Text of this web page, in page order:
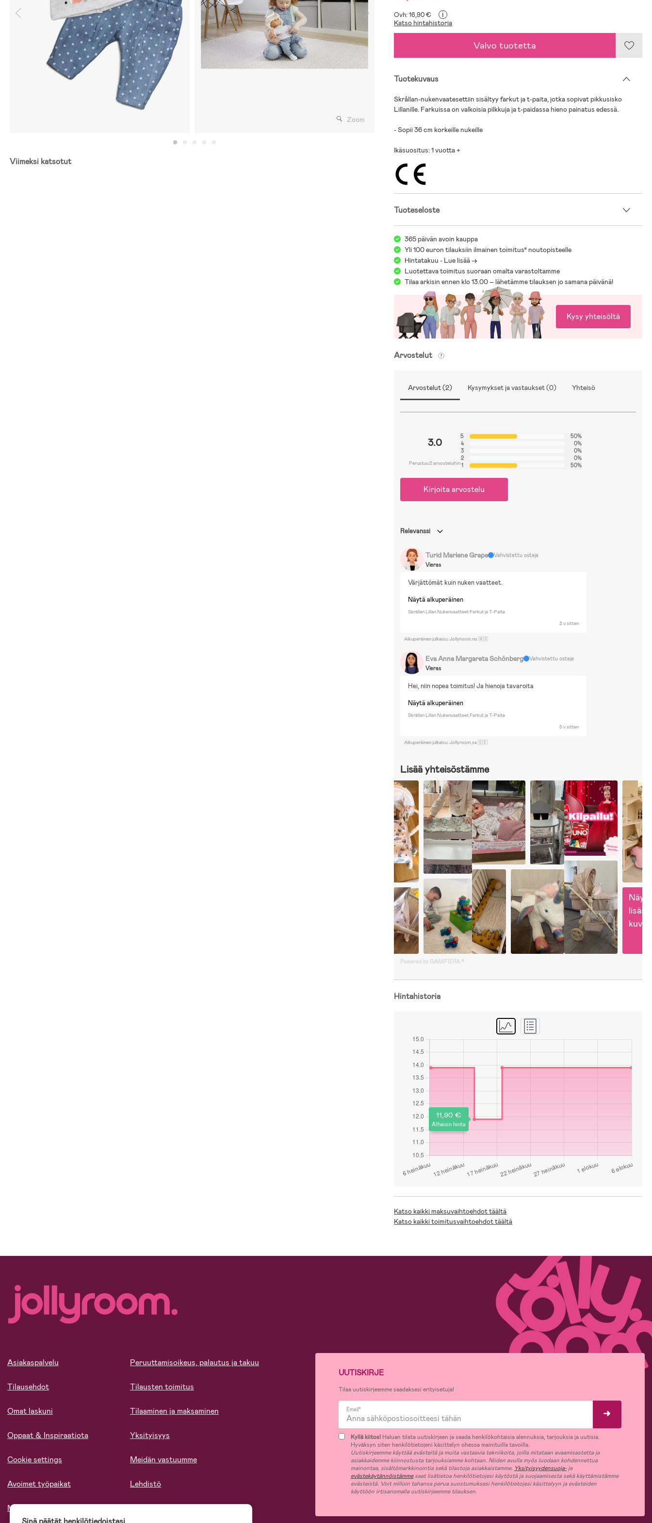
Zoom
Viimeksi katsotut
Ovh: 16,90 € i
Katso hintahistoria
Valvo tuotetta
Tuotekuvaus
Skrållan-nukenvaatesettiin sisältyy farkut ja t-paita, jotka sopivat pikkusisko
Lillanille. Farkuissa on valkoisia pilkkuja ja t-paidassa hieno painatus edessä.
- Sopii 36 cm korkeille nukeille
Ikäsuositus: 1 vuotta +
Tuoteseloste
365 päivän avoin kauppa
Yli 100 euron tilauksiin ilmainen toimitus* noutopisteelle
Hintatakuu - Lue lisää ->
Luotettava toimitus suoraan omalta varastoltamme
Tilaa arkisin ennen klo 13.00 – lähetämme tilauksen jo samana päivänä!
Kysy yhteisöltä
Arvostelut
Arvostelut (2) Kysymykset ja vastaukset (0) Yhteisö
3.0
Perustuu 2 arvosteluihin
5
50%
4
0%
3
0%
2
0%
1
50%
Kirjoita arvostelu
Relevanssi
Turid Marlene Grape
Vahvistettu ostaja
Vieras
Värjättömät kuin nuken vaatteet.
Näytä alkuperäinen
Skrållan Lillan Nukenvaatteet Farkut ja T-Paita
3 v sitten
Alkuperäinen julkaisu: Jollyroom.no 🇳🇴
Eva Anna Margareta Schönberg
Vahvistettu ostaja
Vieras
Hei, niin nopea toimitus! Ja hienoja tavaroita
Näytä alkuperäinen
Skrållan Lillan Nukenvaatteet Farkut ja T-Paita
5 v sitten
Alkuperäinen julkaisu: Jollyroom.se 🇸🇪
Lisää yhteisöstämme
lisää
kuvia
Powered by GAMIFIERA.®
Hintahistoria
11,90 €
Alhaisin hinta
Katso kaikki maksuvaihtoehdot täältä
Katso kaikki toimitusvaihtoehdot täältä
Asiakaspalvelu
Tilausehdot
Omat laskuni
Oppaat & Inspiraatiota
Cookie settings
Avoimet työpaikat
Meistä
Peruuttamisoikeus, palautus ja takuu
Tilausten toimitus
Tilaaminen ja maksaminen
Yksityisyys
Meidän vastuumme
Lehdistö
UUTISKIRJE
Tilaa uutiskirjeemme saadaksesi erityisetuja!
Email*
Kyllä kiitos!Haluan tilata uutiskirjeen ja saada henkilökohtaisia alennuksia, tarjouksia ja uutisia.
Hyväksyn siten henkilötietojeni käsittelyn ohessa mainituilla tavoilla.
Uutiskirjeemme käyttää evästeitä ja muita vastaavia tekniikoita, joilla mitataan avaamisastetta ja
asiakkaidemme kiinnostusta tarjouksiamme kohtaan. Niiden avulla myös luodaan kohdennettua
mainontaa, sisältömarkkinointia sekä tilastoja asiakkaistamme. Yksityisyydensuoja-ja
evästekäytännöistämmesaat lisätietoa henkilötietojesi käytöstä ja suojaamisesta sekä käyttämistämme
evästeistä. Voit milloin tahansa perua suostumuksesi henkilötietojesi käsittelyyn ja evästeiden
käyttöön irtisanomalla uutiskirjeemme tilauksen.